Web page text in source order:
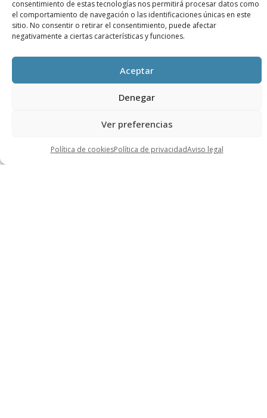
consentimiento de estas tecnologías nos permitirá procesar datos como
el comportamiento de navegación o las identificaciones únicas en este
sitio. No consentir o retirar el consentimiento, puede afectar
negativamente a ciertas características y funciones.
Aceptar
Denegar
Ver preferencias
Política de cookiesPolítica de privacidadAviso legal
Quiero más información